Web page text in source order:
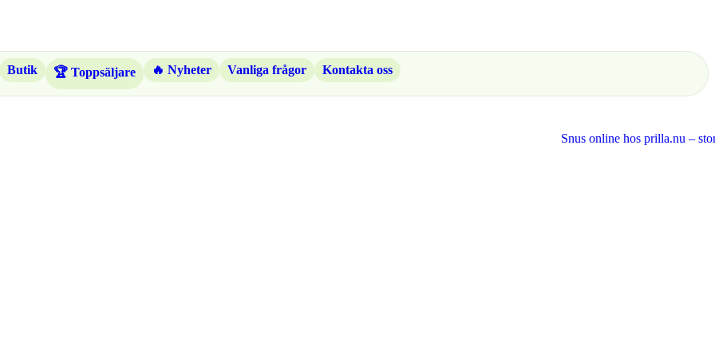
Butik 🏆 Toppsäljare 🔥 Nyheter Vanliga frågor Kontakta oss